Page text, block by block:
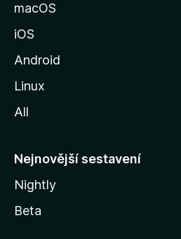
M
o
l
y
macOS
iOS
Android
Linux
All
Nejnovější sestavení
Nightly
Beta